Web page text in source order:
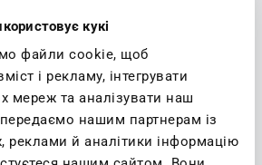
кукі
файли cookie, щоб
і рекламу, інтегрувати
мереж та аналізувати наш
нашим партнерам із
реклами й аналітики інформацію
sulla privacy